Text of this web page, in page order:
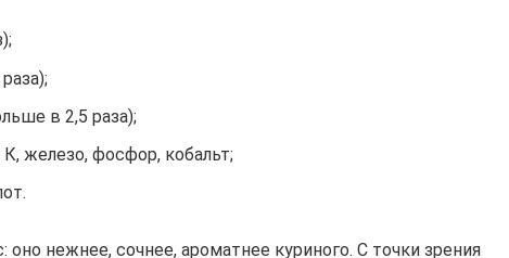
в 2,5 раза);
железо, фосфор, кобальт;
нежнее, сочнее, ароматнее куриного. С точки зрения